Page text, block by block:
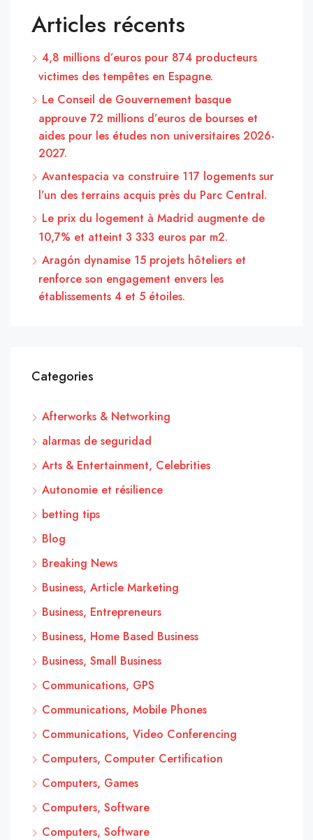
Articles récents
4,8 millions d’euros pour 874 producteurs
victimes des tempêtes en Espagne.
Le Conseil de Gouvernement basque
approuve 72 millions d’euros de bourses et
aides pour les études non universitaires 2026-
2027.
Avantespacia va construire 117 logements sur
l’un des terrains acquis près du Parc Central.
Le prix du logement à Madrid augmente de
10,7% et atteint 3 333 euros par m2.
Aragón dynamise 15 projets hôteliers et
renforce son engagement envers les
établissements 4 et 5 étoiles.
Categories
Afterworks & Networking
alarmas de seguridad
Arts & Entertainment, Celebrities
Autonomie et résilience
betting tips
Blog
Breaking News
Business, Article Marketing
Business, Entrepreneurs
Business, Home Based Business
Business, Small Business
Communications, GPS
Communications, Mobile Phones
Communications, Video Conferencing
Computers, Computer Certification
Computers, Games
Computers, Software
Computers, Software